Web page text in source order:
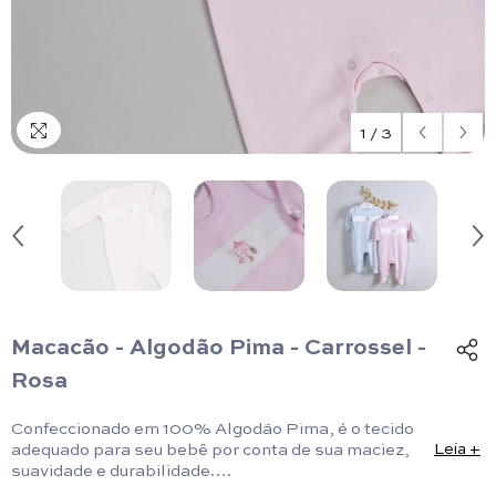
1 /3
Macacão - Algodão Pima - Carrossel -
Rosa
Confeccionado em 100% Algodão Pima, é o tecido
adequado para seu bebê por conta de sua maciez,
suavidade e durabilidade.
Leia +